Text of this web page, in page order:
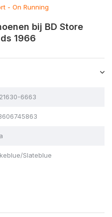
- On Running
bij BD Store
1966
6663
Slateblue